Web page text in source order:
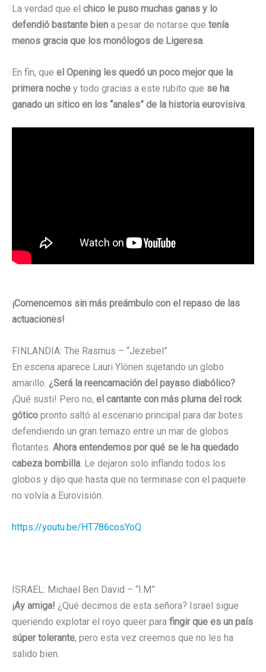
La verdad que el chico le puso muchas ganas y lo
defendió bastante bien a pesar de notarse que tenía
menos gracia que los monólogos de Ligeresa.
En fin, que el Opening les quedó un poco mejor que la
primera noche y todo gracias a este rubito que se ha
ganado un sitico en los “anales” de la historia eurovisiva
¡Comencemos sin más preámbulo con el repaso de las
actuaciones!
FINLANDIA: The Rasmus – “Jezebel”
En escena aparece Lauri Ylönen sujetando un globo
amarillo. ¿Será la reencarnación del payaso diabólico?
¡Qué susti! Pero no, el cantante con más pluma del rock
gótico pronto saltó al escenario principal para dar botes
defendiendo un gran temazo entre un mar de globos
flotantes. Ahora entendemos por qué se le ha quedado
cabeza bombilla. Le dejaron solo inflando todos los
globos y dijo que hasta que no terminase con el paquete
no volvía a Eurovisión.
https://youtu.be/HT786cosYoQ
ISRAEL: Michael Ben David – “I.M”
¡Ay amiga! ¿Qué decimos de esta señora? Israel sigue
queriendo explotar el royo queer para fingir que es un país
súper tolerante, pero esta vez creemos que no les ha
salido bien.